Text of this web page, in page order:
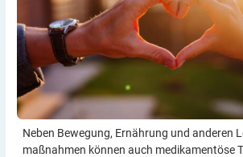
Neben Bewegung, Ernährung und anderen
maßnahmen können auch medikamentöse